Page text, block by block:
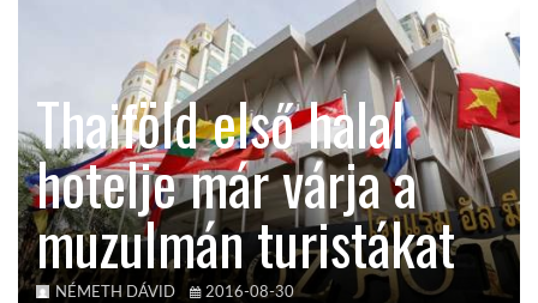
KÖZEL-KELET
AUSZTRÁLIA
A VILÁG ITTHON
Thaiföld első halal
hotelje már várja a
muzulmán turistákat
NÉMETH DÁVID 2016-08-30